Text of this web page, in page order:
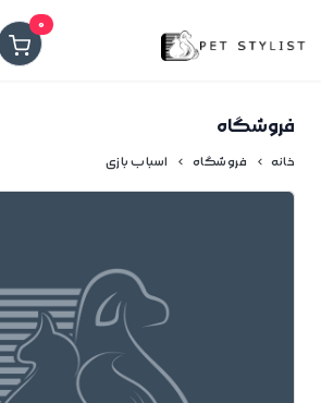
0
فروشگاه
خانه فروشگاه اسباب بازی